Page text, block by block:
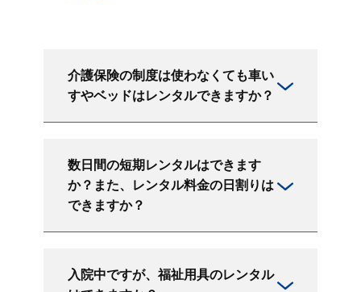
介護保険の制度は使わなくても車い
すやベッドはレンタルできますか？
数日間の短期レンタルはできます
か？また、レンタル料金の日割りは
できますか？
入院中ですが、福祉用具のレンタル